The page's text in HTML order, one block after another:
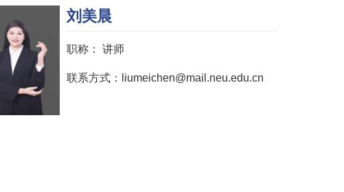
刘美晨
职称： 讲师
联系方式：liumeichen@mail.neu.edu.cn